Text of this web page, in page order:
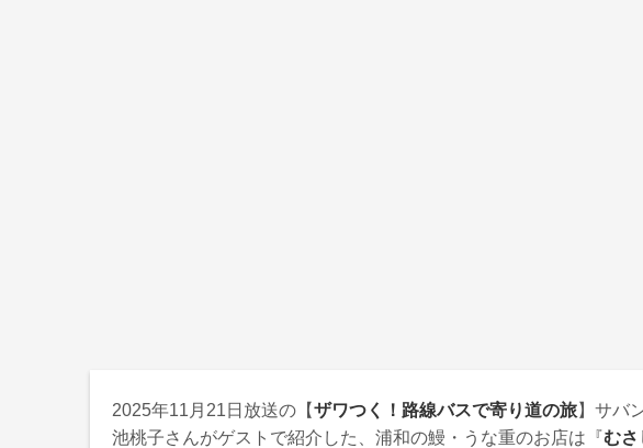
2025年11月21日 放送の【ザワつく！路線バスで寄り道の旅】サバ
池桃子さんがゲストで紹介した、浦和の鰻・うな重のお店は『むさ